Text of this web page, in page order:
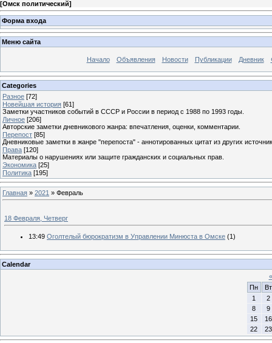
[Омск политический]
Форма входа
Меню сайта
Начало Объявления Новости Публикации Дневник
Categories
Разное [72]
Новейшая история [61]
Заметки участников событий в СССР и России в период с 1988 по 1993 годы.
Личное [206]
Авторские заметки дневникового жанра: впечатления, оценки, комментарии.
Перепост [85]
Дневниковые заметки в жанре "перепоста" - аннотированных цитат из других
Права [120]
Материалы о нарушениях или защите гражданских и социальных прав.
Экономика [25]
Политика [195]
Главная » 2021 » Февраль
18 Февраля, Четверг
13:49 Оголтелый бюрократизм в Управлении Минюста в Омске (1)
Calendar
«
Пн
Вт
1
2
8
9
15
16
22
23